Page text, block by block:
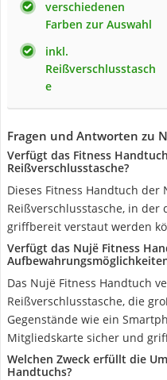
verschiedenen
Farben zur Auswahl
inkl.
Reißverschlusstasch
e
Fragen und Antworten zu
Verfügt das Fitness
Reißverschlusstasche?
Dieses Fitness Handtuch
Reißverschlusstasche, in der
griffbereit verstaut werden
Verfügt das Nujë Fitness
Das Nujë Fitness Handtuch
Reißverschlusstasche, die
Gegenstände wie ein
Mitgliedskarte sicher und
Welchen Zweck erfüllt die
Handtuchs?